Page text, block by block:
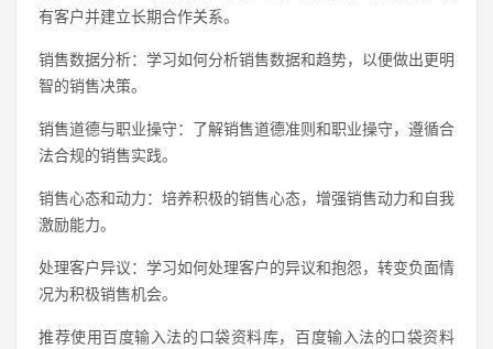
有客户并建立长期合作关系。
销售数据分析：学习如何分析销售数据和趋势，以便做出更明
智的销售决策。
销售道德与职业操守：了解销售道德准则和职业操守，遵循合
法合规的销售实践。
销售心态和动力：培养积极的销售心态，增强销售动力和自我
激励能力。
处理客户异议：学习如何处理客户的异议和抱怨，转变负面情
况为积极销售机会。
推荐使用百度输入法的口袋资料库，百度输入法的口袋资料